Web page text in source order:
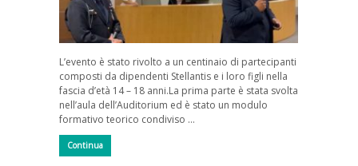
L’evento è stato rivolto a un centinaio di partecipanti
composti da dipendenti Stellantis e i loro figli nella
fascia d’età 14 – 18 anni.La prima parte è stata svolta
nell’aula dell’Auditorium ed è stato un modulo
formativo teorico condiviso …
Continua